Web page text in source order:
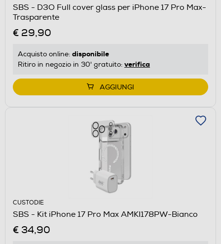
SBS - D3O Full cover glass per iPhone 17 Pro Max-
Trasparente
€ 29,90
Acquisto online: disponibile
Ritiro in negozio in 30' gratuito: verifica
AGGIUNGI
CUSTODIE
SBS - Kit iPhone 17 Pro Max AMKI178PW-Bianco
€ 34,90